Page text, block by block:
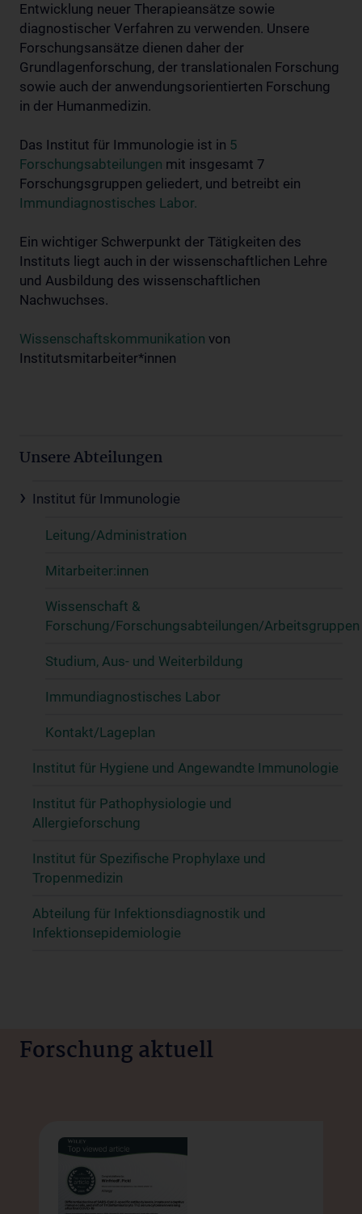
Entwicklung neuer Therapieansätze sowie
diagnostischer Verfahren zu verwenden. Unsere
Forschungsansätze dienen daher der
Grundlagenforschung, der translationalen Forschung
sowie auch der anwendungsorientierten Forschung
in der Humanmedizin.
Das Institut für Immunologie ist in 5
Forschungsabteilungen mit insgesamt 7
Forschungsgruppen geliedert, und betreibt ein
Immundiagnostisches Labor.
Ein wichtiger Schwerpunkt der Tätigkeiten des
Instituts liegt auch in der wissenschaftlichen Lehre
und Ausbildung des wissenschaftlichen
Nachwuchses.
Wissenschaftskommunikation von
Institutsmitarbeiter*innen
Unsere Abteilungen
Institut für Immunologie
Leitung/Administration
Mitarbeiter:innen
Wissenschaft &
Forschung/Forschungsabteilungen/Arbeitsgruppen
Studium, Aus- und Weiterbildung
Immundiagnostisches Labor
Kontakt/Lageplan
Institut für Hygiene und Angewandte Immunologie
Institut für Pathophysiologie und
Allergieforschung
Institut für Spezifische Prophylaxe und
Tropenmedizin
Abteilung für Infektionsdiagnostik und
Infektionsepidemiologie
Forschung aktuell